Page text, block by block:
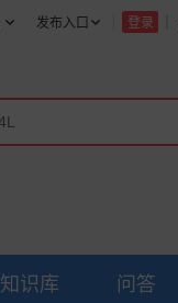
登录
发布入口
知识库 问答